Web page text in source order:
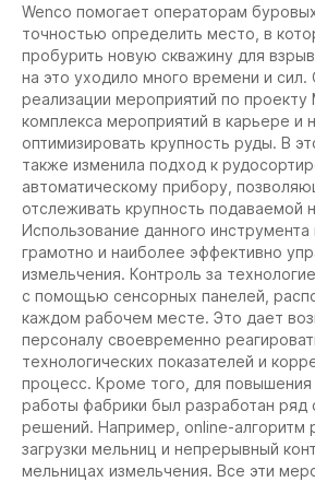
Wenco помогает операторам
точностью определить место, в
пробурить новую скважину для
на это уходило много времени и
реализации мероприятий по проекту
комплекса мероприятий в карьере и
оптимизировать крупность руды. В
также изменила подход к
автоматическому прибору,
отслеживать крупность подаваемой
Использование данного инструмента
грамотно и наиболее эффективно
измельчения. Контроль за
с помощью сенсорных панелей,
каждом рабочем месте. Это дает
персоналу своевременно
технологических показателей и
процесс. Кроме того, для повышения
работы фабрики был разработан ряд
решений. Например, online-алгоритм
загрузки мельниц и непрерывный
мельницах измельчения. Все эти